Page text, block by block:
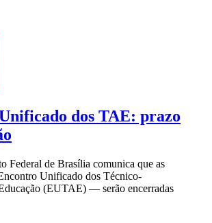
dos TAE: prazo
Federal de Brasília comunica que as
Unificado dos Técnico-
(EUTAE) — serão encerradas